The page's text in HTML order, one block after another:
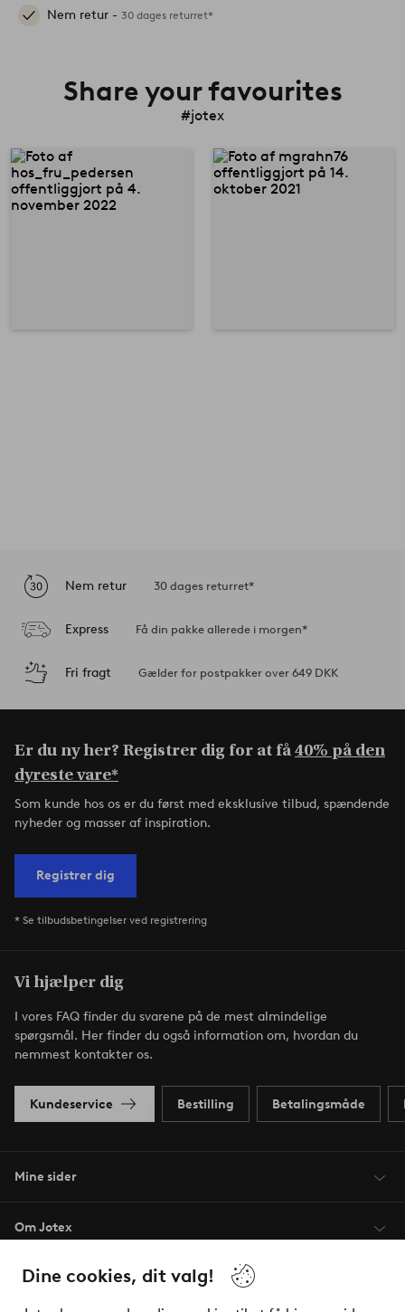
Dine cookies, dit valg!
Nem retur - 30 dages returret*
Share your favourites
#jotex
Nem retur 30 dages returret*
Express Få din pakke allerede i morgen*
Fri fragt Gælder for postpakker over 649 DKK
Er du ny her? Registrer dig for at få40% på den
dyreste vare*
Som kunde hos os er du først med eksklusive tilbud, spændende
nyheder og masser af inspiration.
Registrer dig
* Se tilbudsbetingelser ved registrering
Vi hjælper dig
I vores FAQ finder du svarene på de mest almindelige
spørgsmål. Her finder du også information om, hvordan du
nemmest kontakter os.
Kundeservice Bestilling Betalingsmåde
Mine sider
Om Jotex
Vilkår